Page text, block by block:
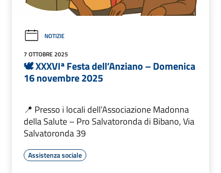
NOTIZIE
7 OTTOBRE 2025
🕊️ XXXVIª Festa dell’Anziano – Domenica
16 novembre 2025
📍 Presso i locali dell’Associazione Madonna
della Salute – Pro Salvatoronda di Bibano, Via
Salvatoronda 39
Assistenza sociale